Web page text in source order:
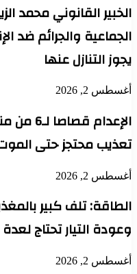
الخبير القانوني محمد
الجماعية والجرائم ضد
يجوز التنازل عنها
أغسطس 2, 2026
تعذيب محتجز حتى
أغسطس 2, 2026
الطاقة: تلف كبير
وعودة التيار تحتاج لعدة
أغسطس 2, 2026